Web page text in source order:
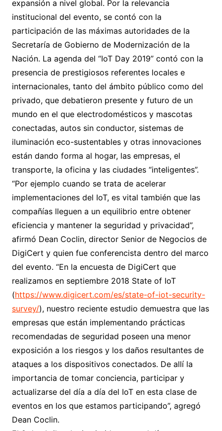
expansión a nivel global. Por la relevancia
institucional del evento, se contó con la
participación de las máximas autoridades de la
Secretaría de Gobierno de Modernización de la
Nación. La agenda del “IoT Day 2019” contó con la
presencia de prestigiosos referentes locales e
internacionales, tanto del ámbito público como del
privado, que debatieron presente y futuro de un
mundo en el que electrodomésticos y mascotas
conectadas, autos sin conductor, sistemas de
iluminación eco-sustentables y otras innovaciones
están dando forma al hogar, las empresas, el
transporte, la oficina y las ciudades “inteligentes”.
“Por ejemplo cuando se trata de acelerar
implementaciones del IoT, es vital también que las
compañías lleguen a un equilibrio entre obtener
eficiencia y mantener la seguridad y privacidad”,
afirmó Dean Coclin, director Senior de Negocios de
DigiCert y quien fue conferencista dentro del marco
del evento. “En la encuesta de DigiCert que
realizamos en septiembre 2018 State of IoT
(https://www.digicert.com/es/state-of-iot-security-
survey/), nuestro reciente estudio demuestra que las
empresas que están implementando prácticas
recomendadas de seguridad poseen una menor
exposición a los riesgos y los daños resultantes de
ataques a los dispositivos conectados. De allí la
importancia de tomar conciencia, participar y
actualizarse del día a día del IoT en esta clase de
eventos en los que estamos participando”, agregó
Dean Coclin.